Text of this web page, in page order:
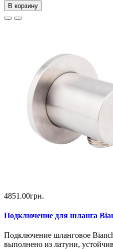
В корзину
4851.00грн.
Подключение для шланга
Подключение шланговое
выполнено из латуни,